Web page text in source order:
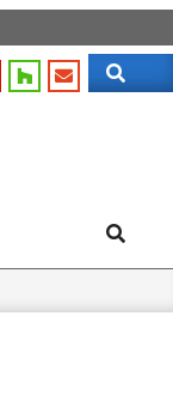
Search
Search